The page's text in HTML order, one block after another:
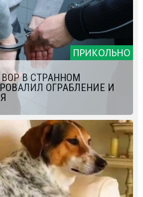
ПРИКОЛЬНО
В СТРАННОМ
ОГРАБЛЕНИЕ И